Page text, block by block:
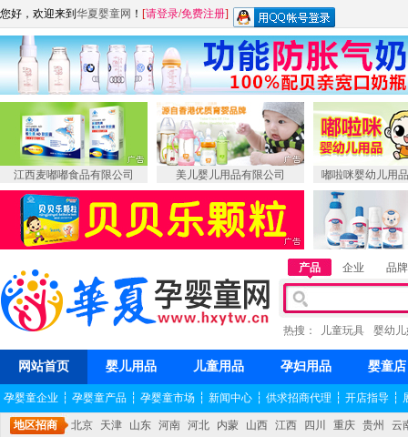
您好，欢迎来到 华夏婴童网 ！ [请登录/免费注册]
江西麦嘟嘟食品有限公司 美儿婴儿用品有限公司 嘟啦咪婴幼儿用
产品 企业 品牌
热搜： 儿童玩具 婴幼
网站首页 婴儿用品 儿童用品 孕妇用品 婴童店
孕婴童企业 ┆ 孕婴童产品 ┆ 孕婴童市场 ┆ 新闻中心 ┆ 供求招商代理 ┆ 开店指导 ┆
地区招商 北京 天津 山东 河南 河北 内蒙 山西 江西 四川 重庆 贵州
云